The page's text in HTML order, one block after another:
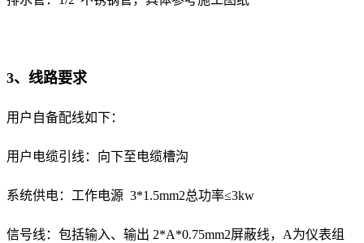
3、线路要求
用户自备配线如下：
用户电缆引线：向下至电缆槽沟
系统供电：工作电源 3*1.5mm2总功率≤3kw
信号线：包括输入、输出 2*A*0.75mm2屏蔽线，A为仪表组